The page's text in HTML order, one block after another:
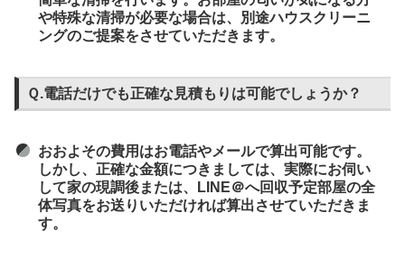
や特殊な清掃が必要な場合は、別途ハウスクリーニ
ングのご提案をさせていただきます。
Ｑ.電話だけでも正確な見積もりは可能でしょうか？
おおよその費用はお電話やメールで算出可能です。
しかし、正確な金額につきましては、実際にお伺い
して家の現調後または、LINE＠へ回収予定部屋の全
体写真をお送りいただければ算出させていただきま
す。